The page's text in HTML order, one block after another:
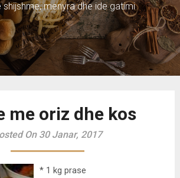
menyra dhe ide gatimi
me oriz dhe kos
On 30 Janar, 2017
* 1 kg prase